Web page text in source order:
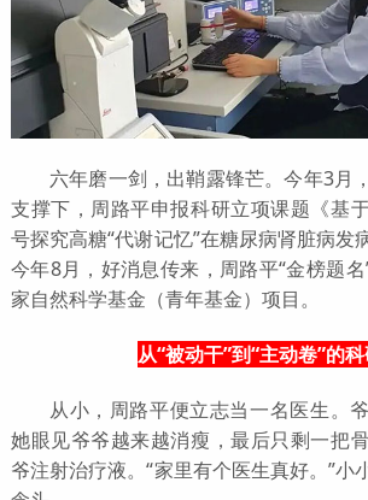
六年磨一剑，出鞘露锋芒。今年3月
支撑下，周路平申报科研立项课题《基
号探究高糖“代谢记忆”在糖尿病肾脏病发
今年8月，好消息传来，周路平“金榜题
家自然科学基金（青年基金）项目。
从“被动干”到“主动卷”的
从小，周路平便立志当一名医生。
她眼见爷爷越来越消瘦，最后只剩一把
爷注射治疗液。“家里有个医生真好。”小